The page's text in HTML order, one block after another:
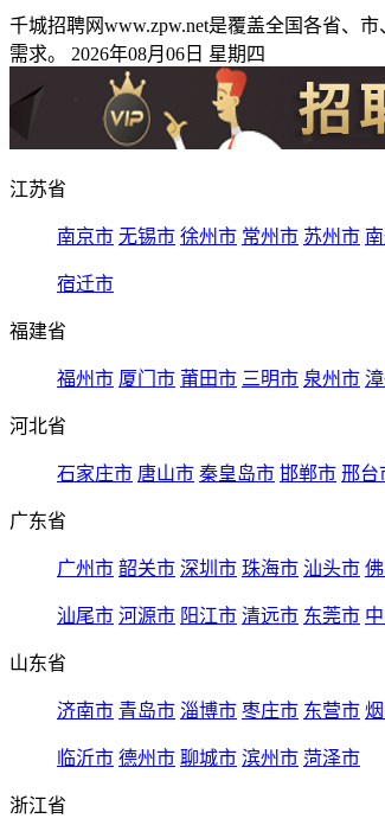
千城招聘网www.zpw.net是覆盖全国各省、
需求。 2026年08月06日 星期四
江苏省
南京市 无锡市 徐州市 常州市 苏州市
宿迁市
福建省
福州市 厦门市 莆田市 三明市 泉州市
河北省
石家庄市 唐山市 秦皇岛市 邯郸市 邢台
广东省
广州市 韶关市 深圳市 珠海市 汕头市
汕尾市 河源市 阳江市 清远市 东莞市
山东省
济南市 青岛市 淄博市 枣庄市 东营市
临沂市 德州市 聊城市 滨州市 菏泽市
浙江省